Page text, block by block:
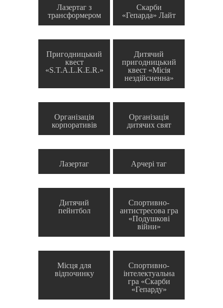
Лазертаг з
трансформером
Скарби
«Гепарда» Лайт
Пригодницький
квест
«S.T.A.L.K.E.R.»
Дитячий
пригодницький
квест «Місія
нездійсненна»
Організація
корпоративів
Організація
дитячих свят
Лазертаг Арчері таг
Дитячий
пейнтбол
Спортивно-
антистресова гра
«Подушкові
війни»
Місця для
відпочинку
Спортивно-
інтелектуальна
гра «Скарби
«Гепарду»